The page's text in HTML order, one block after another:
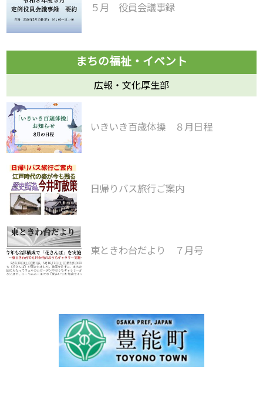
５月 役員会議事録
広報・文化厚生部
いきいき百歳体操 ８月日程
日帰りバス旅行ご案内
東ときわ台だより ７月号